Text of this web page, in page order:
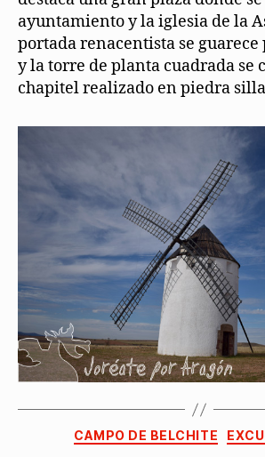
ayuntamiento y la iglesia de la
portada renacentista se guarece
y la torre de planta cuadrada se
chapitel realizado en piedra
CAMPO DE BELCHITE